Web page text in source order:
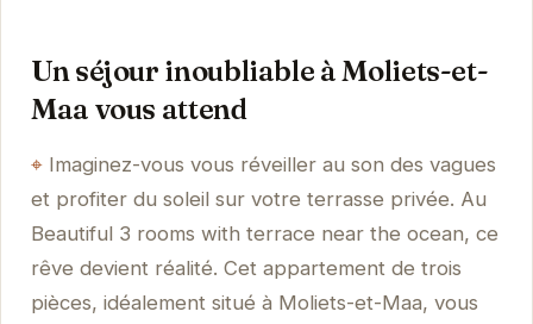
Un séjour inoubliable à Moliets-et-
Maa vous attend
Imaginez-vous vous réveiller au son des vagues
et profiter du soleil sur votre terrasse privée. Au
Beautiful 3 rooms with terrace near the ocean, ce
rêve devient réalité. Cet appartement de trois
pièces, idéalement situé à Moliets-et-Maa, vous